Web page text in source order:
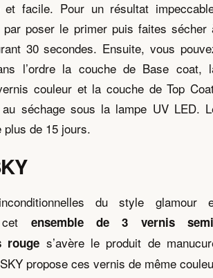
et facile. Pour un résultat
par poser le primer puis faites sécher
30 secondes. Ensuite, vous
l’ordre la couche de Base coat,
couleur et la couche de Top
séchage sous la lampe UV LED.
plus de 15 jours.
du style glamour
cet ensemble de 3 vernis
rouge s’avère le produit de
propose ces vernis de même